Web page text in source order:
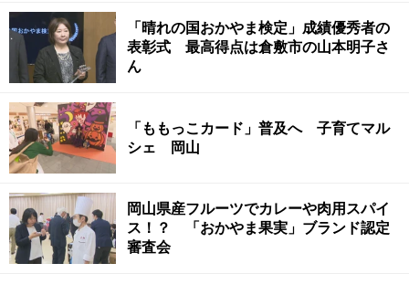
「晴れの国おかやま検定」成績優秀者の
表彰式 最高得点は倉敷市の山本明子さ
ん
「ももっこカード」普及へ 子育てマル
シェ 岡山
岡山県産フルーツでカレーや肉用スパイ
ス！？ 「おかやま果実」ブランド認定
審査会